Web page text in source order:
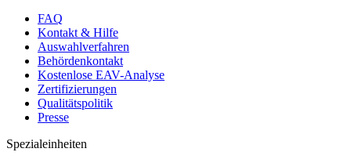
FAQ
Kontakt & Hilfe
Auswahlverfahren
Behördenkontakt
Kostenlose EAV-Analyse
Zertifizierungen
Qualitätspolitik
Presse
Spezialeinheiten